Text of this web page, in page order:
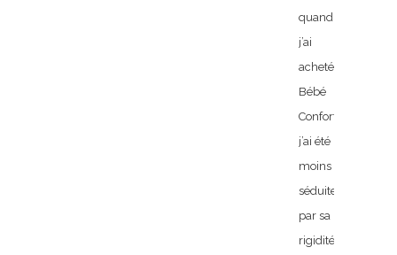
quand
j’ai
acheté
Bébé
Confort,
j’ai été
moins
séduite
par sa
rigidité…